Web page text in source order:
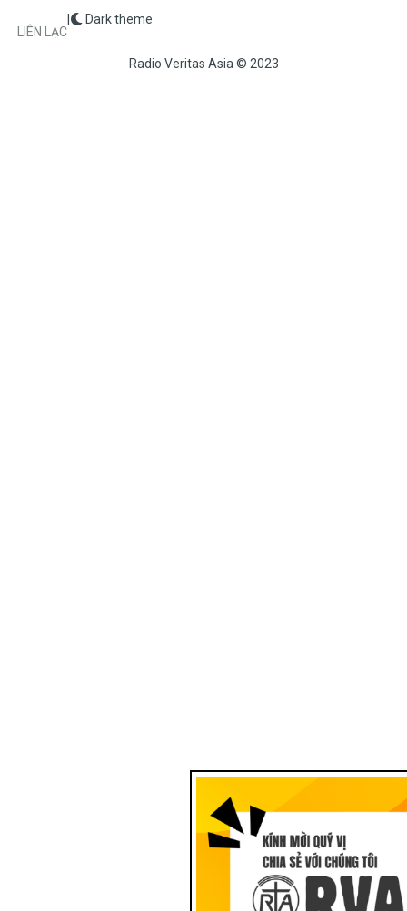
Radio Veritas Asia © 2023
FOOTER
LIÊN LẠC
Dark theme